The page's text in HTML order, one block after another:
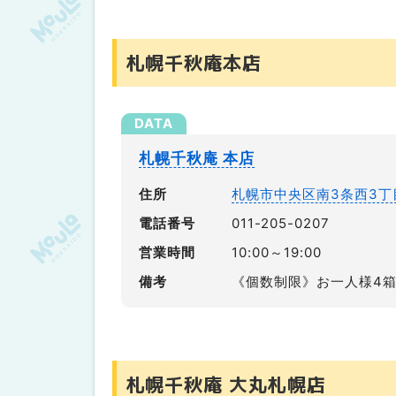
札幌千秋庵本店
札幌千秋庵 本店
住所
札幌市中央区南3条西3丁
電話番号
011-205-0207
営業時間
10:00～19:00
備考
《個数制限》お一人様4
札幌千秋庵 大丸札幌店